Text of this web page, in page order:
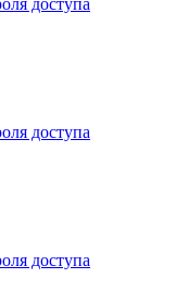
доступа
доступа